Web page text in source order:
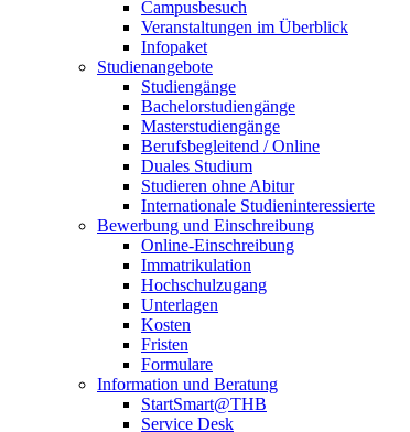
Campusbesuch
Veranstaltungen im Überblick
Infopaket
Studienangebote
Studiengänge
Bachelorstudiengänge
Masterstudiengänge
Berufsbegleitend / Online
Duales Studium
Studieren ohne Abitur
Internationale Studieninteressierte
Bewerbung und Einschreibung
Online-Einschreibung
Immatrikulation
Hochschulzugang
Unterlagen
Kosten
Fristen
Formulare
Information und Beratung
StartSmart@THB
Service Desk